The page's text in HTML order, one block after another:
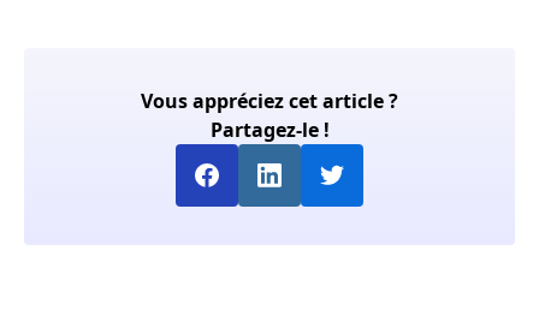
Vous appréciez cet article ?
Partagez-le !